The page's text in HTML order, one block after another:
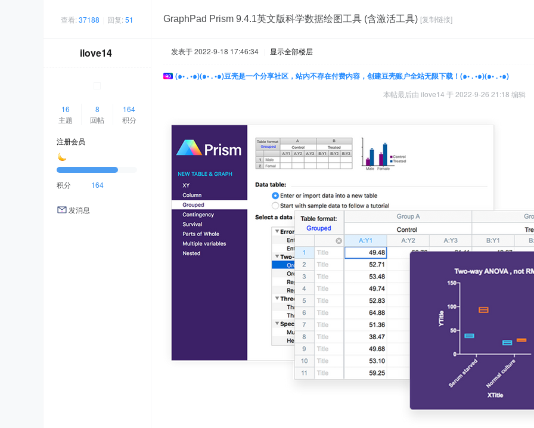
查看:37188 回复:51 GraphPad Prism 9.4.1英文版科学数据绘图工具 (含激活工具) [复制链接]
ilove14
16
主题
8
回帖
164
积分
注册会员
积分 164
发消息
发表于 2022-9-18 17:46:34 显示全部楼层
(๑• . •๑)(๑• . •๑)豆壳是一个分享社区，站内不存在付费内容，创建豆壳账户全站无限下载！(๑• . •๑)(๑• . •๑)
本帖最后由 ilove14 于 2022-9-26 21:18 编辑